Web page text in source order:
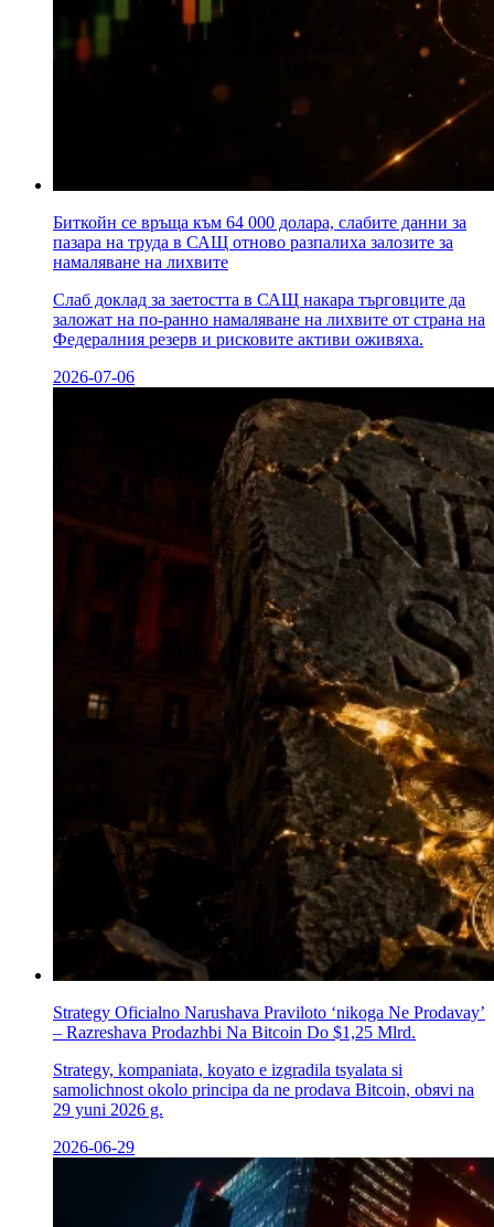
Биткойн се връща към 64 000 долара, слабите данни за
пазара на труда в САЩ отново разпалиха залозите за
намаляване на лихвите
Слаб доклад за заетостта в САЩ накара търговците да
заложат на по-ранно намаляване на лихвите от страна на
Федералния резерв и рисковите активи оживяха.
2026-07-06
Strategy Oficіalno Narushava Praviloto ‘nikoga Ne Prodavay’
– Razreshava Prodazhbi Na Bitcoin Do $1,25 Mlrd.
Strategy, kompaniata, koуato е izgradila tsyalata si
samolichnost okolo principa da ne prodava Bitcoin, obяvi na
29 yuni 2026 g.
2026-06-29